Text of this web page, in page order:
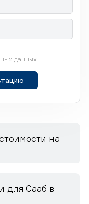
данных
на
для Сааб в